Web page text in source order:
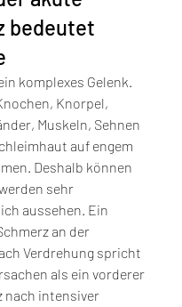
bedeutet
komplexes Gelenk.
Knorpel,
Muskeln, Sehnen
auf engem
Deshalb können
sehr
aussehen. Ein
an der
Verdrehung spricht
als ein vorderer
nach intensiver